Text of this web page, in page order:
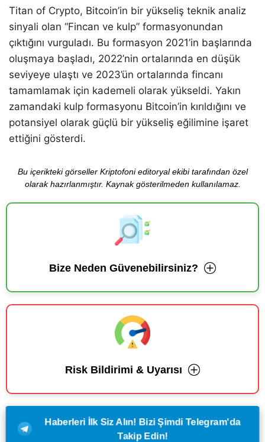
Titan of Crypto, Bitcoin’in bir yükseliş teknik analiz
sinyali olan “Fincan ve kulp” formasyonundan
çıktığını vurguladı. Bu formasyon 2021’in başlarında
oluşmaya başladı, 2022’nin ortalarında en düşük
seviyeye ulaştı ve 2023’ün ortalarında fincanı
tamamlamak için kademeli olarak yükseldi. Yakın
zamandaki kulp formasyonu Bitcoin’in kırıldığını ve
potansiyel olarak güçlü bir yükseliş eğilimine işaret
ettiğini gösterdi.
Bu içerikteki görseller Kriptofoni editoryal ekibi tarafından özel
olarak hazırlanmıştır. Kaynak gösterilmeden kullanılamaz.
Bize Neden Güvenebilirsiniz?
Risk Bildirimi & Uyarısı
Haberleri İlk Siz Alın! Bizi Şimdi Telegram'da
Takip Edin!